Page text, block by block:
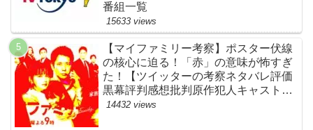
番組一覧
15633 views
【マイファミリー考察】ポスター伏線
の核心に迫る！「赤」の意味が怖すぎ
た！【ツイッターの考察ネタバレ評価
黒幕評判感想批判原作犯人キャスト脚
本あらすじ伏線まとめ】
14432 views